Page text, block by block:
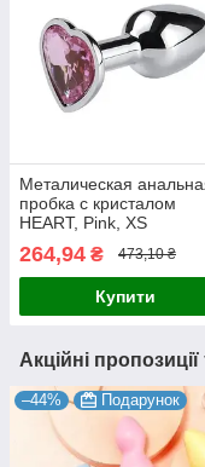
Металическая
пробка с кристалом
HEART, Pink, XS
264,94 ₴ 473,10 ₴
Купити
Акційні
–44% Подарунок